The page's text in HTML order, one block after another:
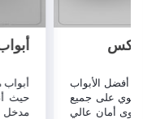
جميع
عالي
أبواب
أبواب مدخل
حيث أنها
مدخل البناء